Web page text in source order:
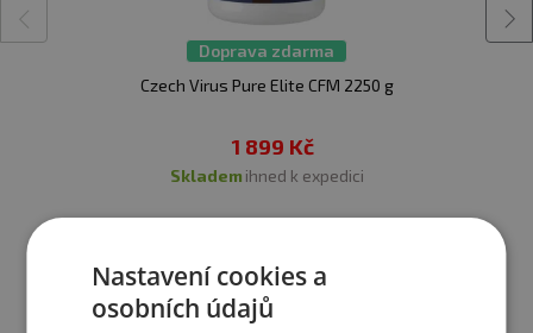
Doprava zdarma
Czech Virus Pure Elite CFM 2250 g
1 899 Kč
skladem ihned k expedici
Nastavení cookies a
osobních údajů